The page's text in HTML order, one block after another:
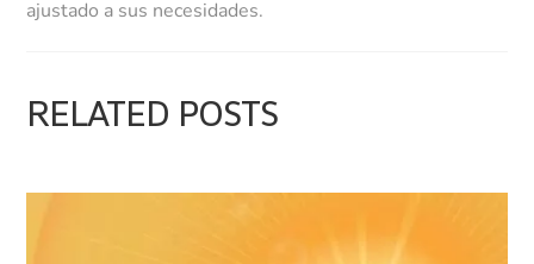
ajustado a sus necesidades.
RELATED POSTS